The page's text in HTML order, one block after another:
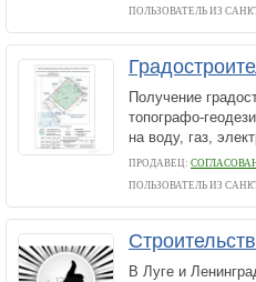
ПОЛЬЗОВАТЕЛЬ ИЗ
Получение
топографо-
на воду, газ,
ПРОДАВЕЦ:
ПОЛЬЗОВАТЕЛЬ ИЗ
В Луге и